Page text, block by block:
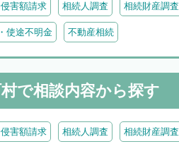
害額請求 相続人調査 相続財産調査
使途不明金 不動産相続
で相談内容から探す
害額請求 相続人調査 相続財産調査